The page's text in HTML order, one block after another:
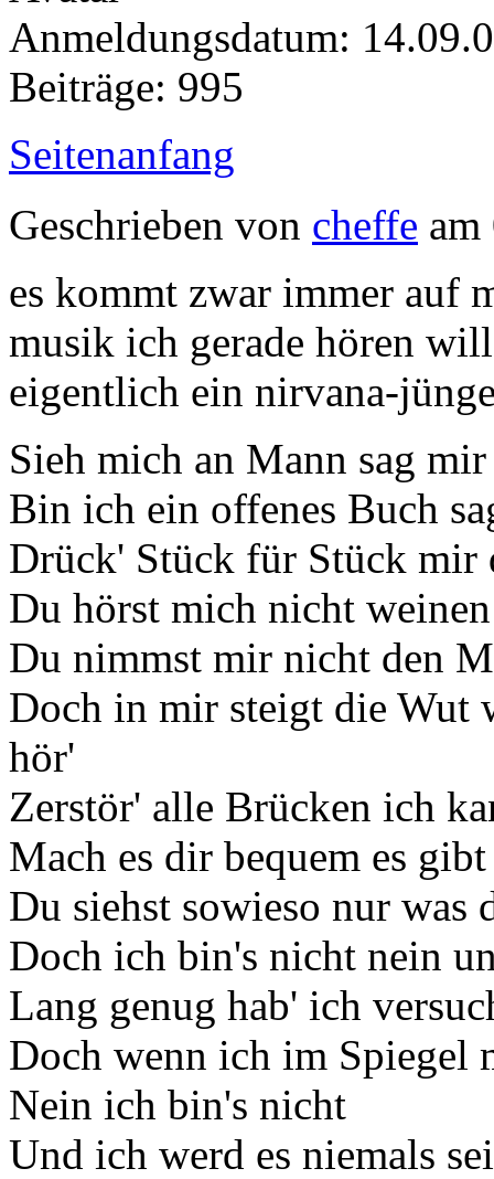
Anmeldungsdatum:
Beiträge: 995
Seitenanfang
Geschrieben von cheffe
es kommt zwar immer auf
musik ich gerade hören
eigentlich ein nirvana-
Sieh mich an Mann sag
Bin ich ein offenes Buch
Drück' Stück für Stück mir
Du hörst mich nicht
Du nimmst mir nicht den
Doch in mir steigt die Wut
hör'
Zerstör' alle Brücken ich
Mach es dir bequem es
Du siehst sowieso nur
Doch ich bin's nicht nein
Lang genug hab' ich
Doch wenn ich im Spiegel
Nein ich bin's nicht
Und ich werd es niemals